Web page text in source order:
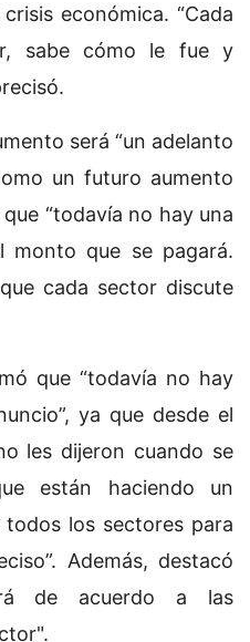
económica. “Cada
sabe cómo le fue y
será “un adelanto
un futuro aumento
“todavía no hay una
monto que se pagará.
cada sector discute
que “todavía no hay
ya que desde el
les dijeron cuando se
están haciendo un
los sectores para
Además, destacó
de acuerdo a las